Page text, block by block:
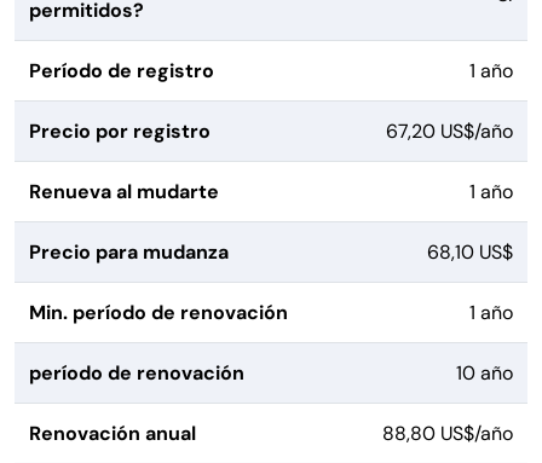
permitidos?
Período de registro 1 año
Precio por registro 67,20 US$/año
Renueva al mudarte 1 año
Precio para mudanza 68,10 US$
Min. período de renovación 1 año
período de renovación 10 año
Renovación anual 88,80 US$/año